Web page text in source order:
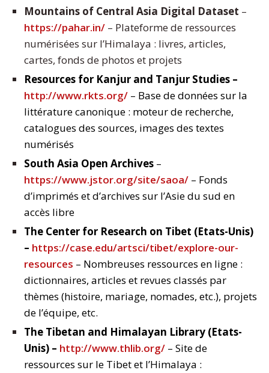
Mountains of Central Asia Digital Dataset –
https://pahar.in/ – Plateforme de ressources
numérisées sur l’Himalaya : livres, articles,
cartes, fonds de photos et projets
Resources for Kanjur and Tanjur Studies –
http://www.rkts.org/ – Base de données sur la
littérature canonique : moteur de recherche,
catalogues des sources, images des textes
numérisés
South Asia Open Archives –
https://www.jstor.org/site/saoa/ – Fonds
d’imprimés et d’archives sur l’Asie du sud en
accès libre
The Center for Research on Tibet (Etats-Unis)
– https://case.edu/artsci/tibet/explore-our-
resources – Nombreuses ressources en ligne :
dictionnaires, articles et revues classés par
thèmes (histoire, mariage, nomades, etc.), projets
de l’équipe, etc.
The Tibetan and Himalayan Library (Etats-
Unis) – http://www.thlib.org/ – Site de
ressources sur le Tibet et l’Himalaya :